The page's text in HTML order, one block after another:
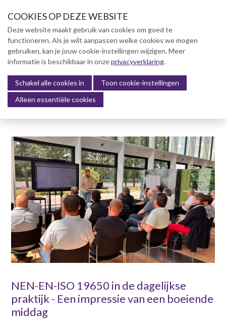
u
m
p
t
o
n
a
v
g
o
n
Menu
NEN-EN-ISO 19650 in de dagelijkse
praktijk - Een impressie van een boeiende
middag
Over NVBK
NVBK Leden
Lidmaatschap
Kennisbank
Dag van de Bouwkosten 2025
Magazine
Kostenmanagement Bouw &
Infra (KM)
ABK-model 2023
Boek Levensduurkosten –
Slim investeren, lang
profiteren
Dag van de
Bouwkostendeskundige 2024
Dag van de
november 2023
Vernieuwde boek
COOKIES OP DEZE WEBSITE
Deze website maakt gebruik van cookies om goed te
functioneren. Als je wilt aanpassen welke cookies we mogen
gebruiken, kan je jouw cookie-instellingen wijzigen. Meer
informatie is beschikbaar in onzeprivacyverklaring.
Schakel alle cookies in
Toon cookie-instellingen
Alleen essentiële cookies